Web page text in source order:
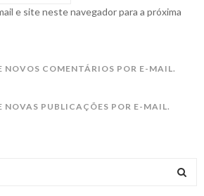
e site neste navegador para a próxima
NOVOS COMENTÁRIOS POR E-MAIL.
NOVAS PUBLICAÇÕES POR E-MAIL.